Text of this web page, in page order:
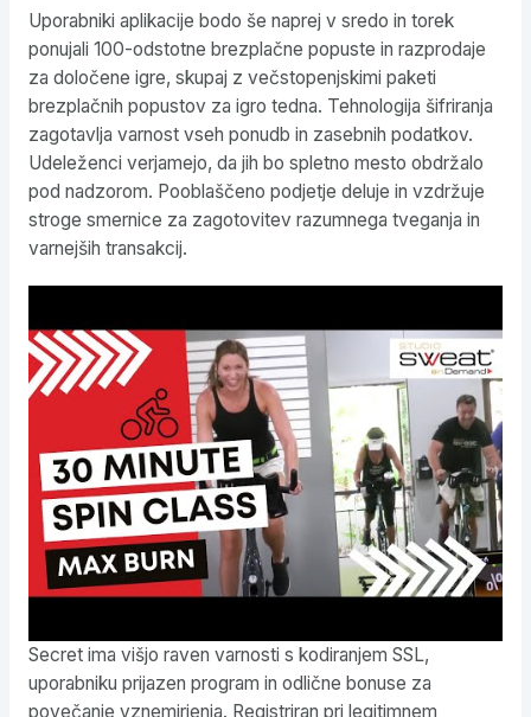
Uporabniki aplikacije bodo še naprej v sredo in torek
ponujali 100-odstotne brezplačne popuste in razprodaje
za določene igre, skupaj z večstopenjskimi paketi
brezplačnih popustov za igro tedna. Tehnologija šifriranja
zagotavlja varnost vseh ponudb in zasebnih podatkov.
Udeleženci verjamejo, da jih bo spletno mesto obdržalo
pod nadzorom. Pooblaščeno podjetje deluje in vzdržuje
stroge smernice za zagotovitev razumnega tveganja in
varnejših transakcij.
Secret ima višjo raven varnosti s kodiranjem SSL,
uporabniku prijazen program in odlične bonuse za
povečanje vznemirjenja. Registriran pri legitimnem